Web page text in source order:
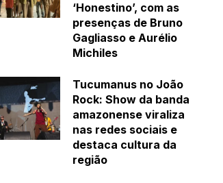
‘Honestino’, com as
presenças de Bruno
Gagliasso e Aurélio
Michiles
Tucumanus no João
Rock: Show da banda
amazonense viraliza
nas redes sociais e
destaca cultura da
região